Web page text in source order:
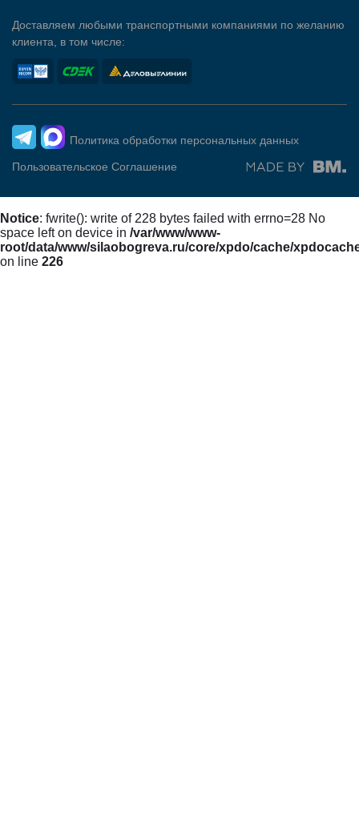
Доставляем любыми транспортными компаниями по желанию
клиента, в том числе:
Политика обработки персональных данных
Пользовательское Соглашение
Notice: fwrite(): write of 228 bytes failed with errno=28 No
space left on device in /var/www/www-
root/data/www/silaobogreva.ru/core/xpdo/cache/
on line 226